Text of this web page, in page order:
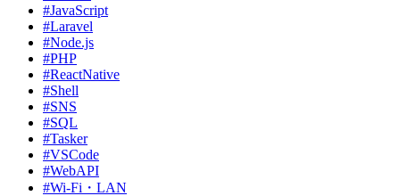
#JavaScript
#Laravel
#Node.js
#PHP
#ReactNative
#Shell
#SNS
#SQL
#Tasker
#VSCode
#WebAPI
#Wi-Fi・LAN